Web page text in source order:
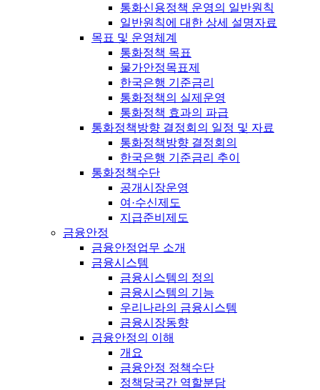
통화신용정책 운영의 일반원칙
일반원칙에 대한 상세 설명자료
목표 및 운영체계
통화정책 목표
물가안정목표제
한국은행 기준금리
통화정책의 실제운영
통화정책 효과의 파급
통화정책방향 결정회의 일정 및 자료
통화정책방향 결정회의
한국은행 기준금리 추이
통화정책수단
공개시장운영
여·수신제도
지급준비제도
금융안정
금융안정업무 소개
금융시스템
금융시스템의 정의
금융시스템의 기능
우리나라의 금융시스템
금융시장동향
금융안정의 이해
개요
금융안정 정책수단
정책당국간 역할분담